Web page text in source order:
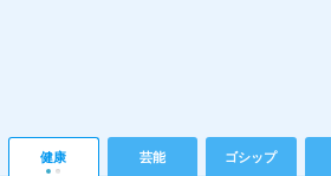
健康 芸能 ゴシップ